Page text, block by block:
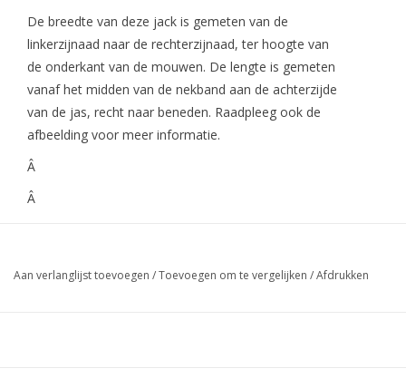
De breedte van deze jack is gemeten van de
linkerzijnaad naar de rechterzijnaad, ter hoogte van
de onderkant van de mouwen. De lengte is gemeten
vanaf het midden van de nekband aan de achterzijde
van de jas, recht naar beneden. Raadpleeg ook de
afbeelding voor meer informatie.
Â
Â
Aan verlanglijst toevoegen /Toevoegen om te vergelijken /Afdrukken